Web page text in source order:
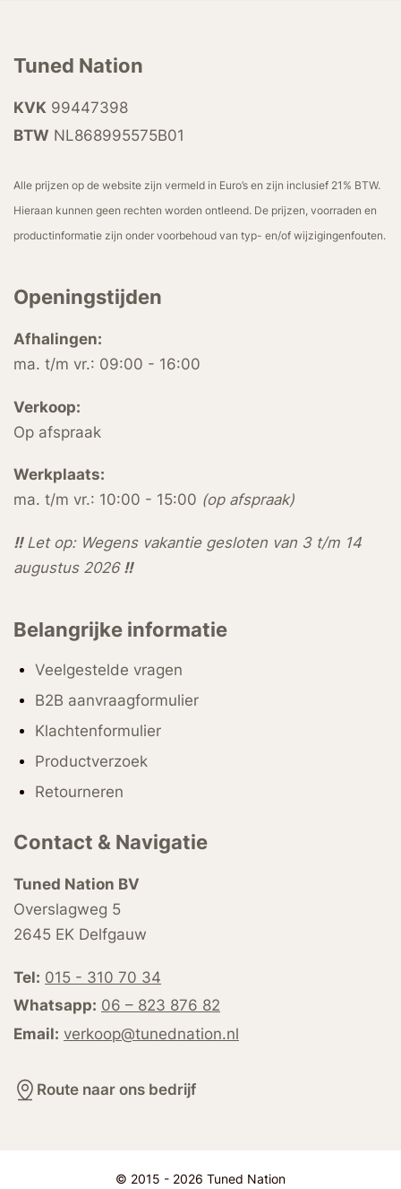
Tuned Nation
KVK 99447398
BTW NL868995575B01
Alle prijzen op de website zijn vermeld in Euro’s en zijn inclusief 21% BTW.
Hieraan kunnen geen rechten worden ontleend. De prijzen, voorraden en
productinformatie zijn onder voorbehoud van typ- en/of wijzigingenfouten.
Openingstijden
Afhalingen:
ma. t/m vr.: 09:00 - 16:00
Verkoop:
Op afspraak
Werkplaats:
ma. t/m vr.: 10:00 - 15:00 (op afspraak)
!!Let op: Wegens vakantie gesloten van 3 t/m 14
augustus 2026 !!
Belangrijke informatie
Veelgestelde vragen
B2B aanvraagformulier
Klachtenformulier
Productverzoek
Retourneren
Contact & Navigatie
Tuned Nation BV
Overslagweg 5
2645 EK Delfgauw
Tel: 015 - 310 70 34
Whatsapp: 06 – 823 876 82
Email: verkoop@tunednation.nl
Route naar ons bedrijf
© 2015 - 2026 Tuned Nation